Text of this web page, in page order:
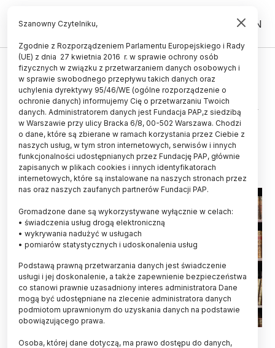
PL EN
ŚWIAT
Łotwa/ Cenne woluminy
skradzione z Łotewskiej Biblioteki
Narodowej w 2022 r.
06.11.2023
aktualizacja: 06.11.2023
1 minuta czytania
Szanowny Czytelniku,
Zgodnie z Rozporządzeniem Parlamentu Europejskiego i Rady
(UE) z dnia 27 kwietnia 2016 r. w sprawie ochrony osób
fizycznych w związku z przetwarzaniem danych osobowych i
w sprawie swobodnego przepływu takich danych oraz
uchylenia dyrektywy 95/46/WE (ogólne rozporządzenie o
ochronie danych) informujemy Cię o przetwarzaniu Twoich
danych. Administratorem danych jest Fundacja PAP,z siedzibą
w Warszawie przy ulicy Bracka 6/8, 00-502 Warszawa. Chodzi
o dane, które są zbierane w ramach korzystania przez Ciebie z
naszych usług, w tym stron internetowych, serwisów i innych
funkcjonalności udostępnianych przez Fundację PAP, głównie
zapisanych w plikach cookies i innych identyfikatorach
internetowych, które są instalowane na naszych stronach przez
nas oraz naszych zaufanych partnerów Fundacji PAP.
Gromadzone dane są wykorzystywane wyłącznie w celach:
• świadczenia usług drogą elektroniczną
• wykrywania nadużyć w usługach
• pomiarów statystycznych i udoskonalenia usług
Podstawą prawną przetwarzania danych jest świadczenie
usługi i jej doskonalenie, a także zapewnienie bezpieczeństwa
co stanowi prawnie uzasadniony interes administratora Dane
mogą być udostępniane na zlecenie administratora danych
podmiotom uprawnionym do uzyskania danych na podstawie
obowiązującego prawa.
Osoba, której dane dotyczą, ma prawo dostępu do danych,